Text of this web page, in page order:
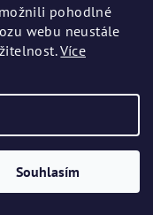
pohodlné
webu neustále
Více
Souhlasím